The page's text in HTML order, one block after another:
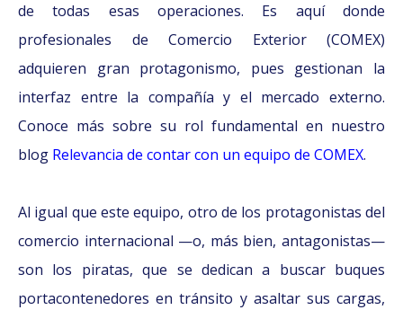
de todas esas operaciones. Es aquí donde
profesionales de Comercio Exterior (COMEX)
adquieren gran protagonismo, pues gestionan la
interfaz entre la compañía y el mercado externo.
Conoce más sobre su rol fundamental en nuestro
blog Relevancia de contar con un equipo de COMEX.
Al igual que este equipo, otro de los protagonistas del
comercio internacional —o, más bien, antagonistas—
son los piratas, que se dedican a buscar buques
portacontenedores en tránsito y asaltar sus cargas,